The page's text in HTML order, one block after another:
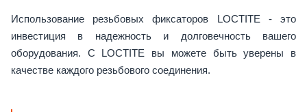
Использование резьбовых фиксаторов LOCTITE - это
инвестиция в надежность и долговечность вашего
оборудования. С LOCTITE вы можете быть уверены в
качестве каждого резьбового соединения.